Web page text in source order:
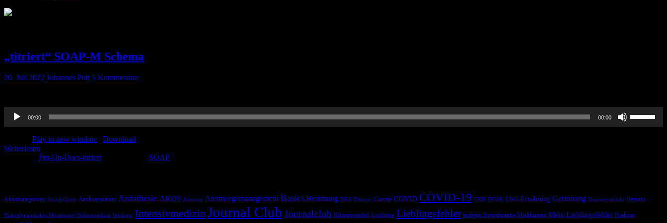
„titriert“ SOAP-M Schema
20. Juli 2022 Johannes Pott 5 Kommentare
Audio-
Player
00:00 00:00
Hoch/
benutzen,
Play in new window
Download
Weiterlesen
Pin-Up-Docs-titriert SOAP
Akutmanagement Anaphylaxie Antikoagulation Anästhesie ARDS Atemnot Atemwegsmanagement Basics Beatmung BGA Blutung Corona COVID COVID-19 CRM DOAK EKG Ernährung Gerinnung Harnwegsinfekt Heparin
Hämodynamisches Monitoring Höhenmedizin Impfung IntensivmedizinJournal Club Journalclub Klimawandel Leitlinie Lieblingsfehler maligne Hyperthermie Medikament Mein Lieblingsfehler Narkose